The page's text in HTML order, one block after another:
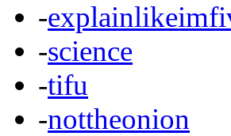
-
-science
-tifu
-nottheonion